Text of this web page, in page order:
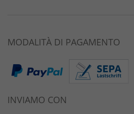
MODALITÀ DI PAGAMENTO
INVIAMO CON